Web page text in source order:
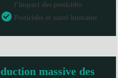
l’impact des pesticides
Pesticides et santé humaine
massive des